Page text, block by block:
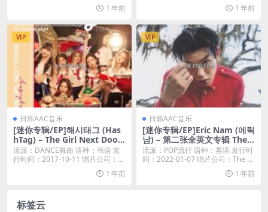
1 年前 1 年前
VIP
日韩AAC音乐
[迷你专辑/EP]해시태그 (Has
hTag) – The Girl Next Door
– EP [iTunes Plus AAC M4A]
流派：DANCE舞曲 语种：韩语 发
行时间：2017-10-11 唱片公司：℗
1 年前
VIP
日韩AAC音乐
[迷你专辑/EP]Eric Nam (에릭
남) – 第二张全英文专辑 Ther
e And Back Again [iTunes P
lus M4A]
流派：POP流行 语种：英语 发行时
间：2022-01-07 唱片公司：The ...
1 年前
标签云